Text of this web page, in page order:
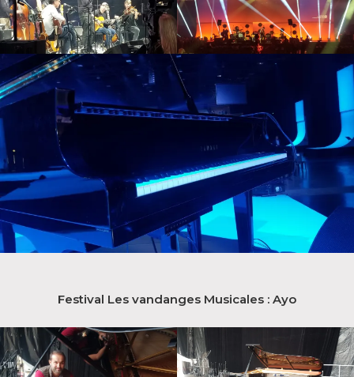
Festival Les vandanges Musicales : Ayo